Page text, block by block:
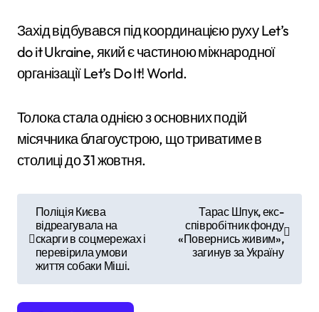
Захід відбувався під координацією руху Let’s
do it Ukraine, який є частиною міжнародної
організації Let’s Do It! World.
Толока стала однією з основних подій
місячника благоустрою, що триватиме в
столиці до 31 жовтня.
і
Поліція Києва
відреагувала на
скарги в соцмережах і
перевірила умови
життя собаки Міші.
Тарас Шпук, екс-
співробітник фонду
«Повернись живим»,
загинув за Україну